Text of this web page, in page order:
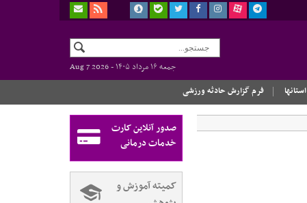
جمعه ۱۶ مرداد ۱۴۰۵ -
Aug 7 2026
استانها فرم گزارش حادثه ورزشی
صدور آنلاین کارت
خدمات درمانی
کمیته آموزش و